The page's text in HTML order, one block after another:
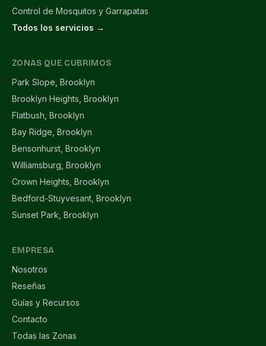
Control de Mosquitos y Garrapatas
Todos los servicios →
ZONAS QUE CUBRIMOS
Park Slope, Brooklyn
Brooklyn Heights, Brooklyn
Flatbush, Brooklyn
Bay Ridge, Brooklyn
Bensonhurst, Brooklyn
Williamsburg, Brooklyn
Crown Heights, Brooklyn
Bedford-Stuyvesant, Brooklyn
Sunset Park, Brooklyn
EMPRESA
Nosotros
Reseñas
Guías y Recursos
Contacto
Todas las Zonas